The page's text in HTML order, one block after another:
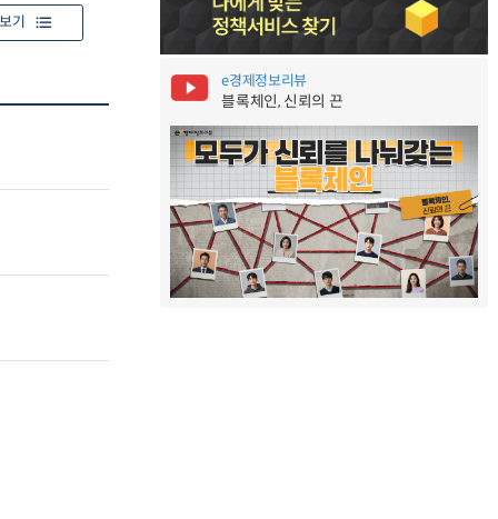
기
e경제정보리뷰
블록체인, 신뢰의 끈